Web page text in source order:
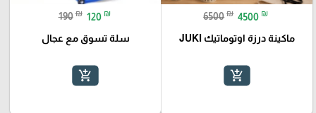
6500 ₪ 4500 ₪
ماكينة درزة اوتوماتيك JUKI
add_shopping_cart
190 ₪ 120 ₪
سلة تسوق مع عجال
add_shopping_cart